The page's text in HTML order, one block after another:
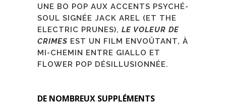
UNE BO POP AUX ACCENTS PSYCHÉ-
SOUL SIGNÉE JACK AREL (ET THE
ELECTRIC PRUNES), LE VOLEUR DE
CRIMES EST UN FILM ENVOÛTANT, À
MI-CHEMIN ENTRE GIALLO ET
FLOWER POP DÉSILLUSIONNÉE.
DE NOMBREUX SUPPLÉMENTS